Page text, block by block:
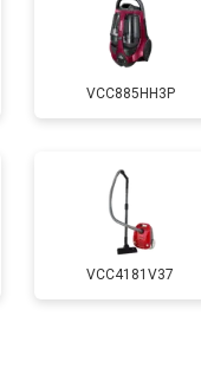
VCC885HH3P
VCC4181V37